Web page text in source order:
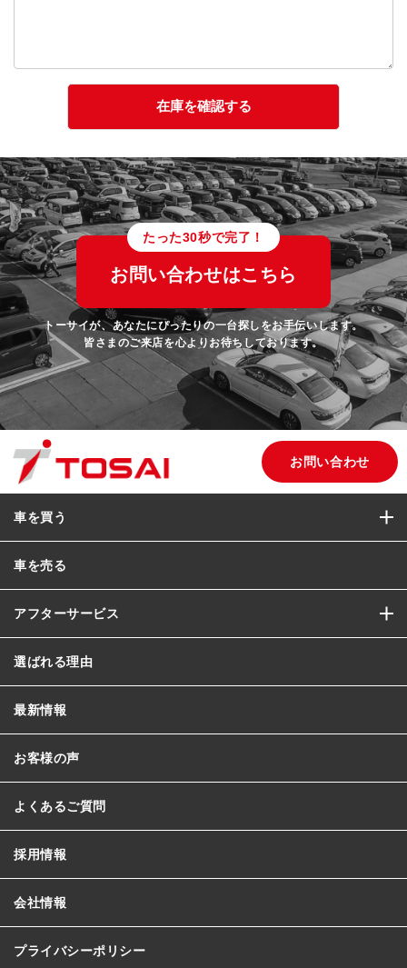
たった30秒で完了！
お問い合わせはこちら
トーサイが、あなたにぴったりの一台探しをお手伝いします。
皆さまのご来店を心よりお待ちしております。
お問い合わせ
車を買う
車を売る
アフターサービス
選ばれる理由
最新情報
お客様の声
よくあるご質問
採用情報
会社情報
プライバシーポリシー